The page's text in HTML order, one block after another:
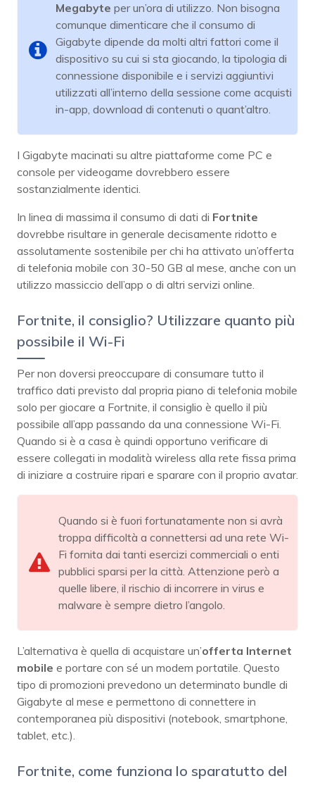
Megabyte per un’ora di utilizzo. Non bisogna
comunque dimenticare che il consumo di
Gigabyte dipende da molti altri fattori come il
dispositivo su cui si sta giocando, la tipologia di
connessione disponibile e i servizi aggiuntivi
utilizzati all’interno della sessione come acquisti
in-app, download di contenuti o quant’altro.
I Gigabyte macinati su altre piattaforme come PC e
console per videogame dovrebbero essere
sostanzialmente identici.
In linea di massima il consumo di dati di Fortnite
dovrebbe risultare in generale decisamente ridotto e
assolutamente sostenibile per chi ha attivato un’offerta
di telefonia mobile con 30-50 GB al mese, anche con un
utilizzo massiccio dell’app o di altri servizi online.
Fortnite, il consiglio? Utilizzare quanto più
possibile il Wi-Fi
Per non doversi preoccupare di consumare tutto il
traffico dati previsto dal propria piano di telefonia mobile
solo per giocare a Fortnite, il consiglio è quello il più
possibile all’app passando da una connessione Wi-Fi.
Quando si è a casa è quindi opportuno verificare di
essere collegati in modalità wireless alla rete fissa prima
di iniziare a costruire ripari e sparare con il proprio avatar.
Quando si è fuori fortunatamente non si avrà
troppa difficoltà a connettersi ad una rete Wi-
Fi fornita dai tanti esercizi commerciali o enti
pubblici sparsi per la città. Attenzione però a
quelle libere, il rischio di incorrere in virus e
malware è sempre dietro l’angolo.
L’alternativa è quella di acquistare un’offerta Internet
mobile e portare con sé un modem portatile. Questo
tipo di promozioni prevedono un determinato bundle di
Gigabyte al mese e permettono di connettere in
contemporanea più dispositivi (notebook, smartphone,
tablet, etc.).
Fortnite, come funziona lo sparatutto del